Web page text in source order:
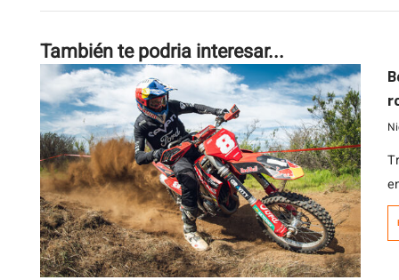
También te podria interesar...